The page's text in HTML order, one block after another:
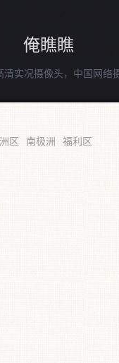
俺瞧瞧
实况摄像头，中国网络
区 南极洲 福利区